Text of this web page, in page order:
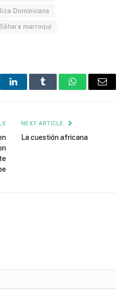
Dominicana
Sáhara marroquí
LinkedInTumblr WhatsAppEmail
NEXT ARTICLE
La cuestión africana